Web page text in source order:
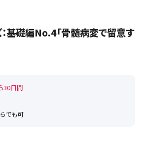
基礎編No.4「骨髄病変で留意す
30日間
でも可